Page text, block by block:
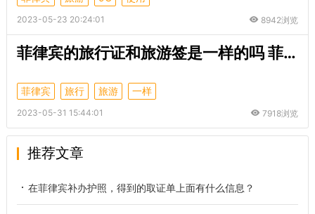
2023-05-23 20:24:01 8942浏览
菲律宾的旅行证和旅游签是一样的吗 菲律宾的旅行证是什么
菲律宾 旅行 旅游 一样
2023-05-31 15:44:01 7918浏览
推荐文章
在菲律宾补办护照，得到的取证单上面有什么信息？